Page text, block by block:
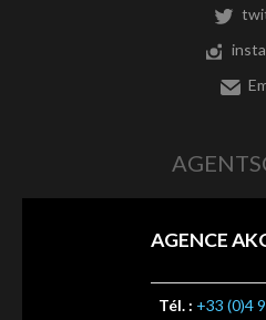
AGENCE
Tél. : +33 (0)4